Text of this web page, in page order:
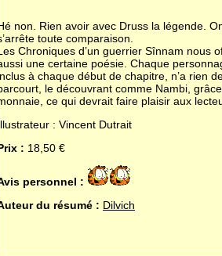
non. Rien avoir avec Druss la légende.
toute comparaison.
Chroniques d’un guerrier Sînnam nous
une certaine poésie. Chaque
à chaque début de chapitre, n’a rien
le découvrant comme Nambi,
ce qui devrait faire plaisir aux
: Vincent Dutrait
: 18,50 €
personnel :
du résumé : Dilvich